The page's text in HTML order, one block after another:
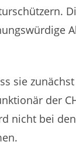
sie
der
nicht bei